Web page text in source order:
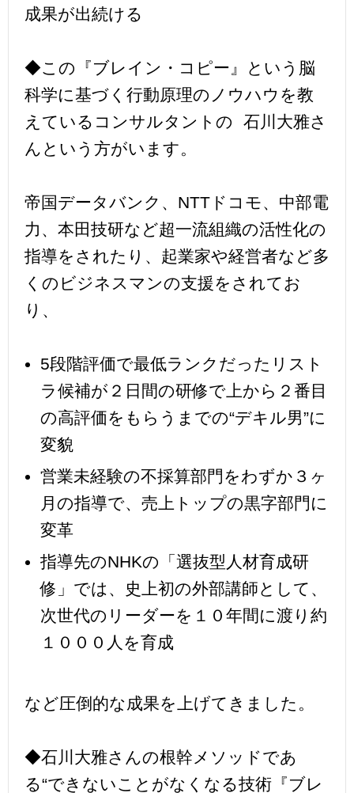
成果が出続ける
◆この『ブレイン・コピー』という脳
科学に基づく行動原理のノウハウを教
えているコンサルタントの 石川大雅さ
んという方がいます。
帝国データバンク、NTTドコモ、中部電
力、本田技研など超一流組織の活性化の
指導をされたり、起業家や経営者など多
くのビジネスマンの支援をされてお
り、
5段階評価で最低ランクだったリスト
ラ候補が２日間の研修で上から２番目
の高評価をもらうまでの“デキル男”に
変貌
営業未経験の不採算部門をわずか３ヶ
月の指導で、売上トップの黒字部門に
変革
指導先のNHKの「選抜型人材育成研
修」では、史上初の外部講師として、
次世代のリーダーを１０年間に渡り約
１０００人を育成
など圧倒的な成果を上げてきました。
◆石川大雅さんの根幹メソッドであ
る“できないことがなくなる技術『ブレ